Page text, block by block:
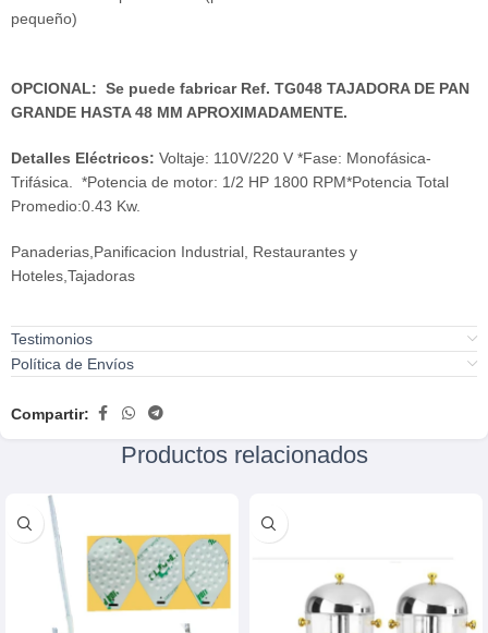
pequeño)
OPCIONAL: Se puede fabricar Ref. TG048 TAJADORA DE PAN
GRANDE HASTA 48 MM APROXIMADAMENTE.
Detalles Eléctricos: Voltaje: 110V/220 V *Fase: Monofásica-
Trifásica. *Potencia de motor: 1/2 HP 1800 RPM*Potencia Total
Promedio:0.43 Kw.
Panaderias,Panificacion Industrial, Restaurantes y
Hoteles,Tajadoras
Testimonios
Política de Envíos
Compartir:
Productos relacionados